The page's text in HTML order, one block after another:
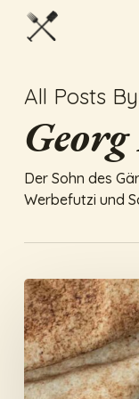
Skip
contentAll Posts By
Der Sohn des
Werbefutzi und
Safran-
Orangen-
Hähnchen
mit